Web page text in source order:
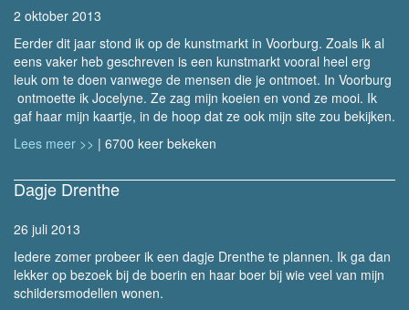
2 oktober 2013
Eerder dit jaar stond ik op de kunstmarkt in Voorburg. Zoals ik al
eens vaker heb geschreven is een kunstmarkt vooral heel erg
leuk om te doen vanwege de mensen die je ontmoet. In Voorburg
ontmoette ik Jocelyne. Ze zag mijn koeien en vond ze mooi. Ik
gaf haar mijn kaartje, in de hoop dat ze ook mijn site zou bekijken.
Lees meer >> | 6700 keer bekeken
Dagje Drenthe
26 juli 2013
Iedere zomer probeer ik een dagje Drenthe te plannen. Ik ga dan
lekker op bezoek bij de boerin en haar boer bij wie veel van mijn
schildersmodellen wonen.